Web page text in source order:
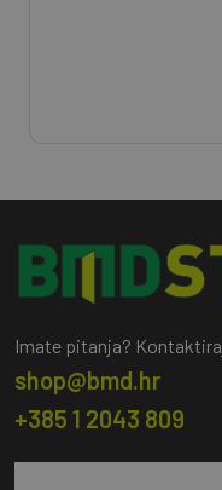
Imate pitanja?
shop@bmd.hr
+385 1 2043 809